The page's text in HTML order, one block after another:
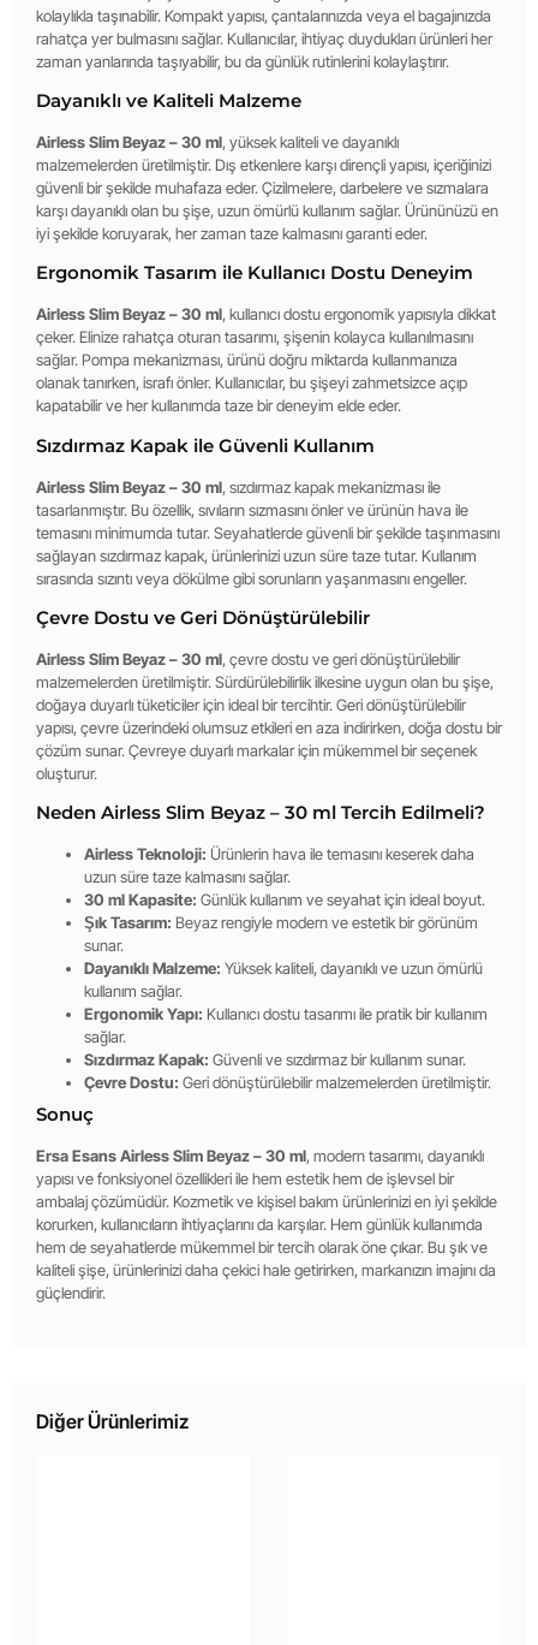
kolaylıkla taşınabilir. Kompakt yapısı, çantalarınızda veya el bagajınızda
rahatça yer bulmasını sağlar. Kullanıcılar, ihtiyaç duydukları ürünleri her
zaman yanlarında taşıyabilir, bu da günlük rutinlerini kolaylaştırır.
Dayanıklı ve Kaliteli Malzeme
Airless Slim Beyaz – 30 ml, yüksek kaliteli ve dayanıklı
malzemelerden üretilmiştir. Dış etkenlere karşı dirençli yapısı, içeriğinizi
güvenli bir şekilde muhafaza eder. Çizilmelere, darbelere ve sızmalara
karşı dayanıklı olan bu şişe, uzun ömürlü kullanım sağlar. Ürününüzü en
iyi şekilde koruyarak, her zaman taze kalmasını garanti eder.
Ergonomik Tasarım ile Kullanıcı Dostu Deneyim
Airless Slim Beyaz – 30 ml, kullanıcı dostu ergonomik yapısıyla dikkat
çeker. Elinize rahatça oturan tasarımı, şişenin kolayca kullanılmasını
sağlar. Pompa mekanizması, ürünü doğru miktarda kullanmanıza
olanak tanırken, israfı önler. Kullanıcılar, bu şişeyi zahmetsizce açıp
kapatabilir ve her kullanımda taze bir deneyim elde eder.
Sızdırmaz Kapak ile Güvenli Kullanım
Airless Slim Beyaz – 30 ml, sızdırmaz kapak mekanizması ile
tasarlanmıştır. Bu özellik, sıvıların sızmasını önler ve ürünün hava ile
temasını minimumda tutar. Seyahatlerde güvenli bir şekilde taşınmasını
sağlayan sızdırmaz kapak, ürünlerinizi uzun süre taze tutar. Kullanım
sırasında sızıntı veya dökülme gibi sorunların yaşanmasını engeller.
Çevre Dostu ve Geri Dönüştürülebilir
Airless Slim Beyaz – 30 ml, çevre dostu ve geri dönüştürülebilir
malzemelerden üretilmiştir. Sürdürülebilirlik ilkesine uygun olan bu şişe,
doğaya duyarlı tüketiciler için ideal bir tercihtir. Geri dönüştürülebilir
yapısı, çevre üzerindeki olumsuz etkileri en aza indirirken, doğa dostu bir
çözüm sunar. Çevreye duyarlı markalar için mükemmel bir seçenek
oluşturur.
Neden Airless Slim Beyaz – 30 ml Tercih Edilmeli?
Airless Teknoloji: Ürünlerin hava ile temasını keserek daha
uzun süre taze kalmasını sağlar.
30 ml Kapasite: Günlük kullanım ve seyahat için ideal boyut.
Şık Tasarım: Beyaz rengiyle modern ve estetik bir görünüm
sunar.
Dayanıklı Malzeme: Yüksek kaliteli, dayanıklı ve uzun ömürlü
kullanım sağlar.
Ergonomik Yapı: Kullanıcı dostu tasarımı ile pratik bir kullanım
sağlar.
Sızdırmaz Kapak: Güvenli ve sızdırmaz bir kullanım sunar.
Çevre Dostu: Geri dönüştürülebilir malzemelerden üretilmiştir.
Sonuç
Ersa Esans Airless Slim Beyaz – 30 ml, modern tasarımı, dayanıklı
yapısı ve fonksiyonel özellikleri ile hem estetik hem de işlevsel bir
ambalaj çözümüdür. Kozmetik ve kişisel bakım ürünlerinizi en iyi şekilde
korurken, kullanıcıların ihtiyaçlarını da karşılar. Hem günlük kullanımda
hem de seyahatlerde mükemmel bir tercih olarak öne çıkar. Bu şık ve
kaliteli şişe, ürünlerinizi daha çekici hale getirirken, markanızın imajını da
güçlendirir.
Diğer Ürünlerimiz